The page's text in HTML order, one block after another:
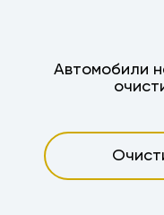
Автомобили